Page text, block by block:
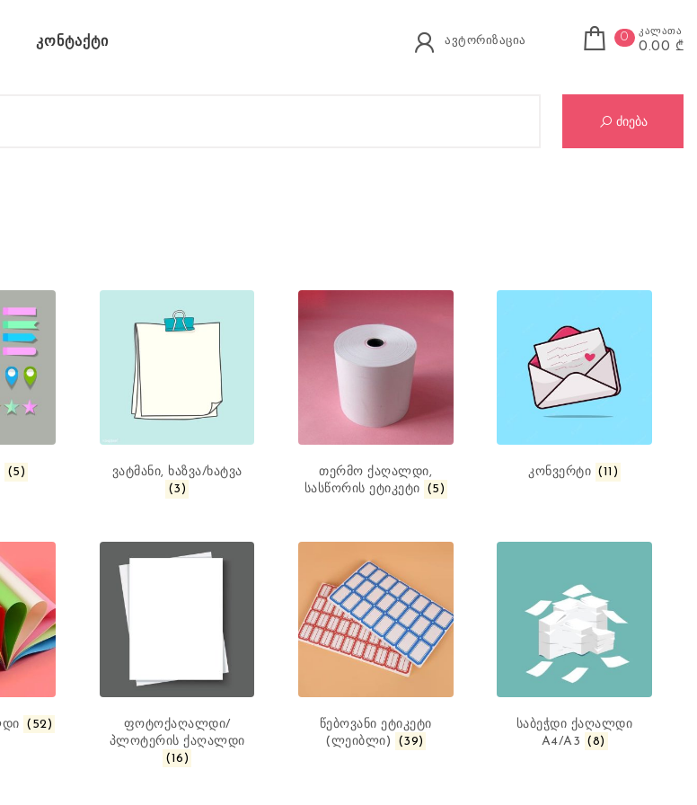
კონტაქტი ავტორიზაცია 0 კალათა
0.00 ₾
ძიება
(5)
ვატმანი, ხაზვა/ხატვა
(3)
თერმო ქაღალდი,
სასწორის ეტიკეტი (5)
კონვერტი (11)
(52)
ფოტოქაღალდი/
პლოტერის ქაღალდი
(16)
წებოვანი ეტიკეტი
(ლეიბლი)
(39)
საბეჭდი ქაღალდი
A4/A3 (8)